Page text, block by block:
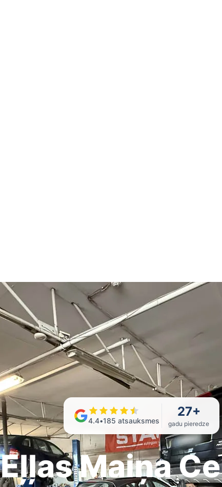
4.4•185 atsauksmes
27+
gadu pieredze
Eļļas Maiņa